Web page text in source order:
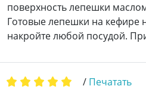
поверхность лепешки
Готовые лепешки на кефире
накройте любой посудой.
/ Печатать